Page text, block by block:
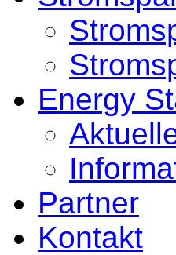
Energy
Partner
Kontakt